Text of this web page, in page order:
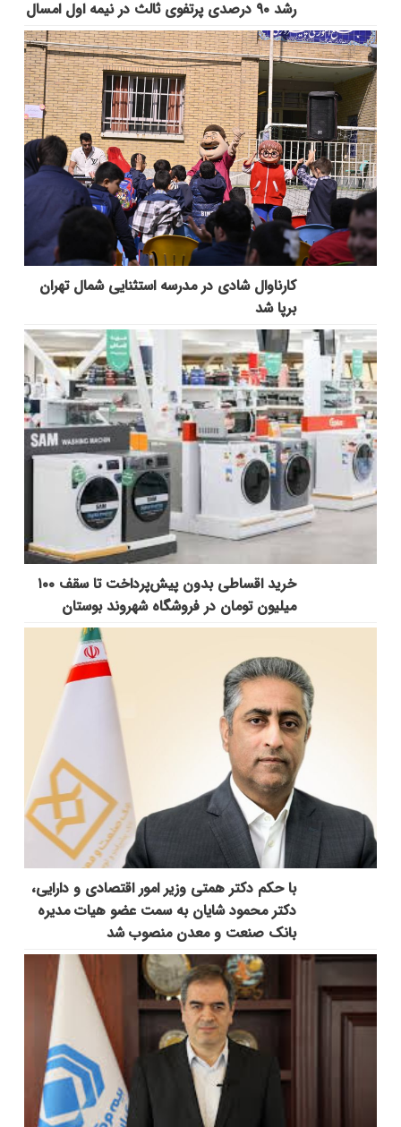
رشد ۹۰ درصدی پرتفوی ثالث در نیمه اول امسال
کارناوال شادی در مدرسه استثنایی شمال تهران
برپا شد
خرید اقساطی بدون پیش‌پرداخت تا سقف ۱۰۰
میلیون تومان در فروشگاه شهروند بوستان
با حکم دکتر همتی وزیر امور اقتصادی و دارایی،
دکتر محمود شایان به سمت عضو هیات مدیره
بانک صنعت و معدن منصوب شد